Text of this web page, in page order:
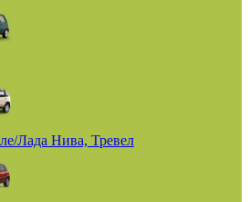
Лада Нива, Тревел